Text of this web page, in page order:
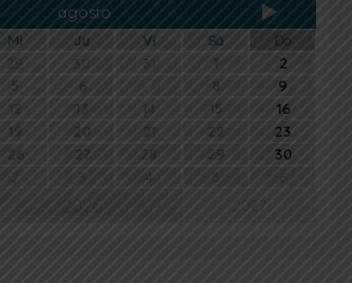
agosto
Mi Ju Vi Sá
Do
29 30 31 1
2
5 6 8
9
12 13 14 15
16
19 20 21 22
23
26 27 28 29
30
2 3 5 6
2027